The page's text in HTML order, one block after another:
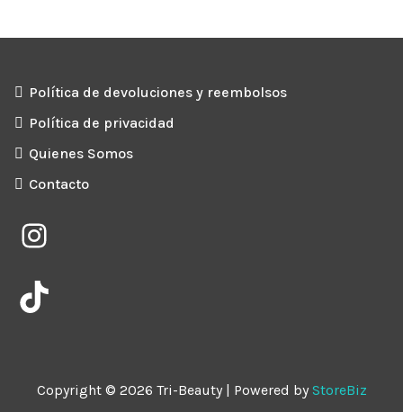
Política de devoluciones y reembolsos
Política de privacidad
Quienes Somos
Contacto
Copyright © 2026 Tri-Beauty | Powered by StoreBiz